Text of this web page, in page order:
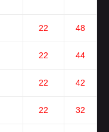
22 48
22 44
22 42
22 32